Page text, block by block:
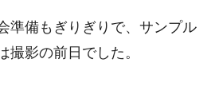
準備もぎりぎりで、サンプル
撮影の前日でした。